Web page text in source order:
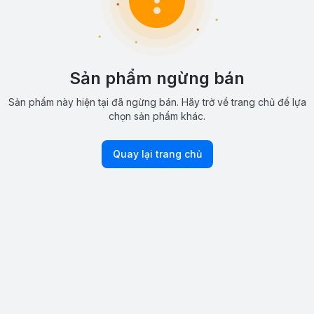
Sản phẩm ngừng bán
Sản phẩm này hiện tại đã ngừng bán. Hãy trở về trang chủ để lựa
chọn sản phẩm khác.
Quay lại trang chủ